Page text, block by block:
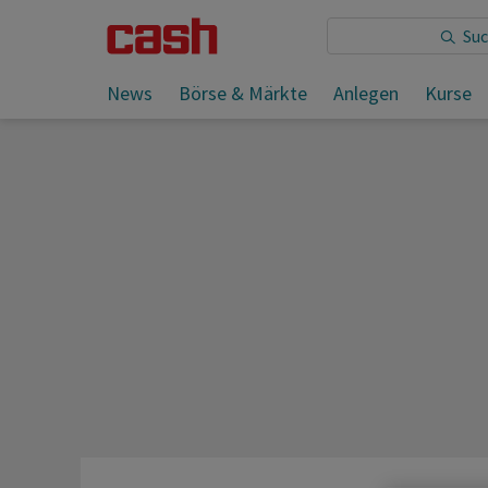
News Börse & Märkte Anlegen Kurse
Sie lesen: